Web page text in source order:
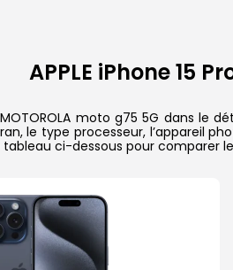
APPLE iPhone 15
MOTOROLA moto g75 5G dans
le type processeur, l’appareil
ci-dessous pour comparer